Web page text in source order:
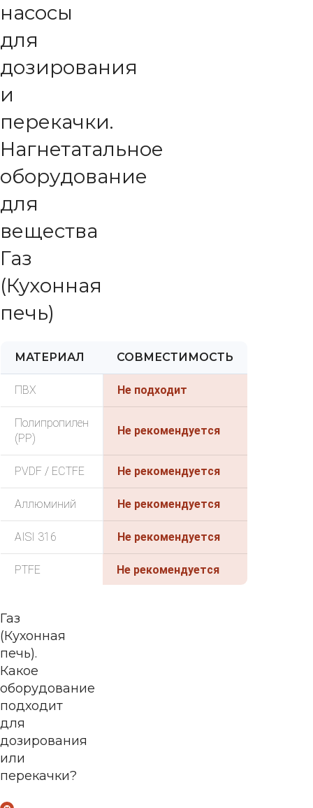
насосы
для
дозирования
и
перекачки.
Нагнетатальное
оборудование
для
вещества
Газ
(Кухонная
печь)
МАТЕРИАЛ СОВМЕСТИМОСТЬ
ПВХ Не подходит
Полипропилен
(PP)
Не рекомендуется
PVDF / ECTFE Не рекомендуется
Аллюминий Не рекомендуется
AISI 316 Не рекомендуется
PTFE Не рекомендуется
Газ
(Кухонная
печь).
Какое
оборудование
подходит
для
дозирования
или
перекачки?